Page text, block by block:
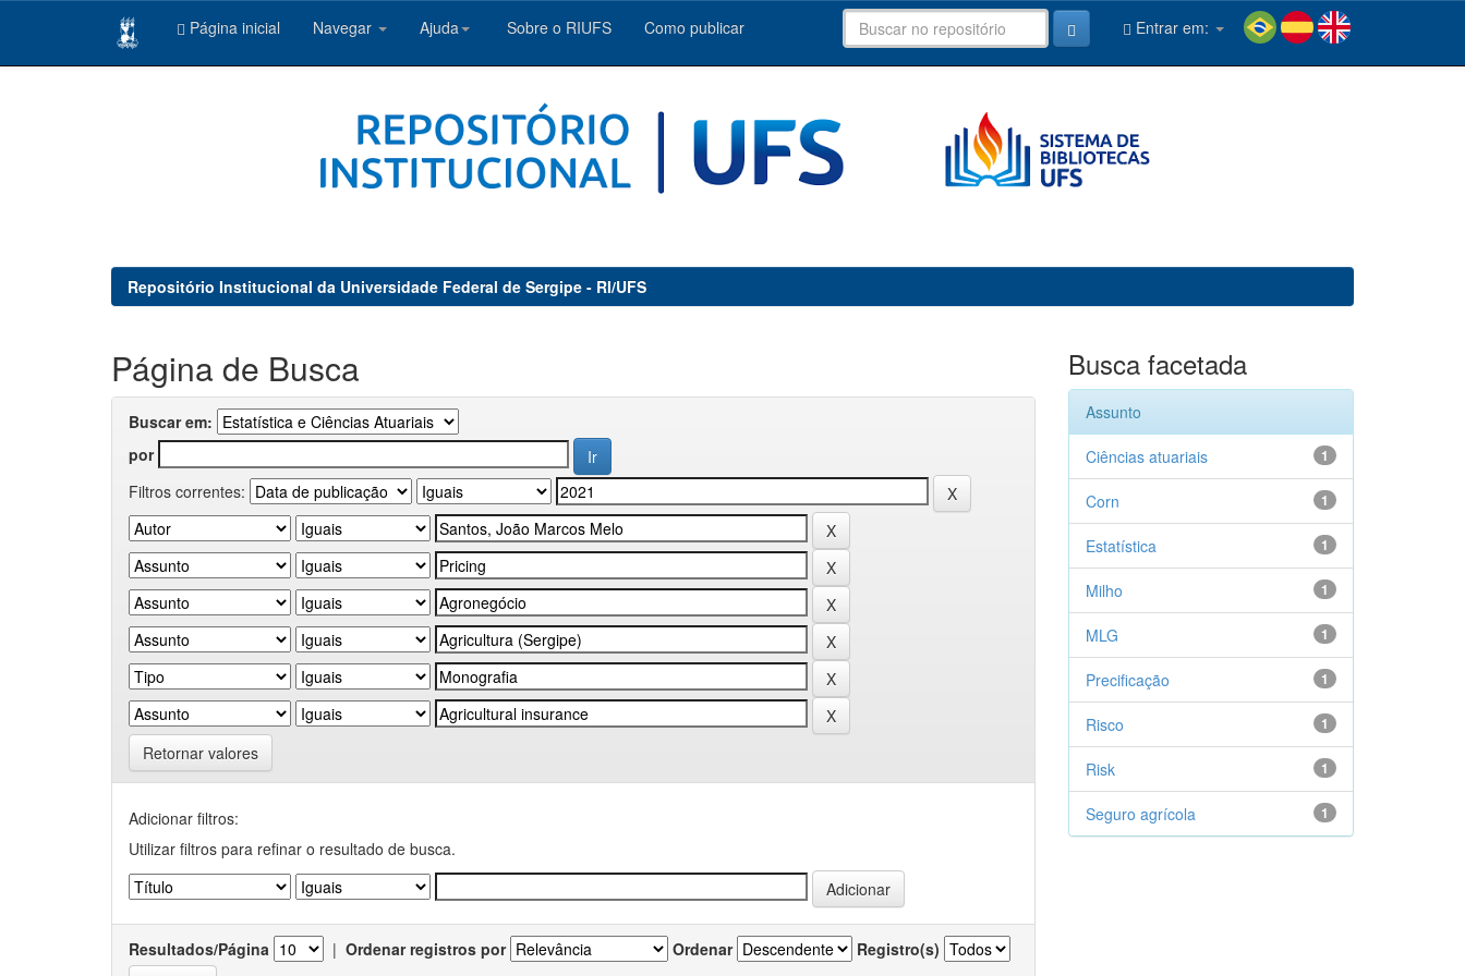
Página inicial Navegar Ajuda Sobre o RIUFS Como publicar Entrar em:
Repositório Institucional da Universidade Federal de Sergipe - RI/UFS
Página de Busca
Buscar em:
por
Filtros correntes:
Retornar valores
Adicionar filtros:
Utilizar filtros para refinar o resultado de busca.
Resultados/Página | Ordenar registros por Ordenar Registro(s)
Busca facetada
Assunto
1
Ciências atuariais
1
Corn
1
Estatística
1
Milho
1
MLG
1
Precificação
1
Risco
1
Risk
1
Seguro agrícola